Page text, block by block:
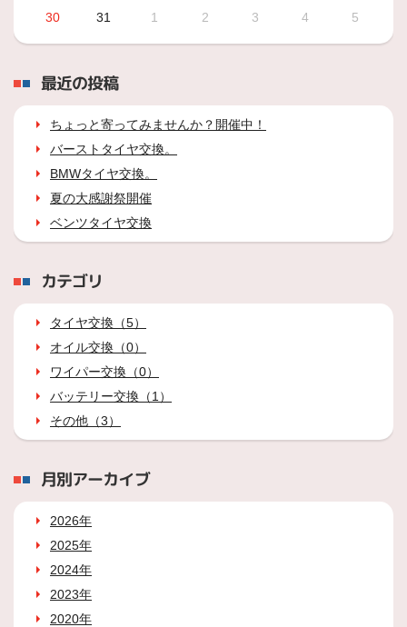
30
31 1 2 3 4 5
最近の投稿
ちょっと寄ってみませんか？開催中！
バーストタイヤ交換。
BMWタイヤ交換。
夏の大感謝祭開催
ベンツタイヤ交換
カテゴリ
タイヤ交換（5）
オイル交換（0）
ワイパー交換（0）
バッテリー交換（1）
その他（3）
月別アーカイブ
2026年
2025年
2024年
2023年
2020年